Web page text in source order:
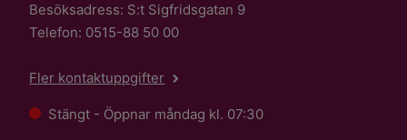
Besöksadress: S:t Sigfridsgatan 9
Telefon: 0515-88 50 00
Fler kontaktuppgifter
Stängt - Öppnar måndag kl. 07:30